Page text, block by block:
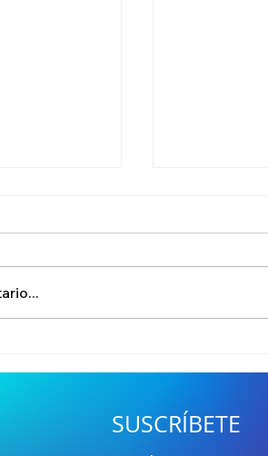
encendió el
X aprieta y
SUSCRÍBETE